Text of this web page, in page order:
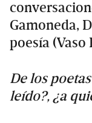
Gamoneda,
poesía (Vaso
De los
leído?, ¿a